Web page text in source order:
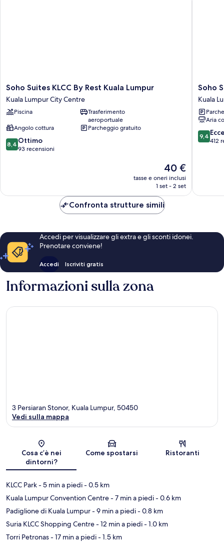
Soho
Suites
KLCC
By
Kuala
Lumpur
Kuala
Soho Suites KLCC By Rest Kuala Lumpur
Kuala Lumpur City Centre
Piscina
Trasferimento
aeroportuale
Angolo cottura
Parcheggio gratuito
8.4
su
8,4 Ottimo
93 recensioni
Il
prezzo
attuale
40 €
40 €
tasse e oneri inclusi
1 set - 2 set
Soho
Suites
KLCC
LX
Stay
Kuala
Lumpur
Soho
Kuala
Aria
9.4
su
9,4
412
Confronta strutture simili
Accedi per visualizzare gli extra e gli sconti idonei.
Prenotare conviene!
Accedi Iscriviti gratis
Informazioni sulla zona
Mappa
3 Persiaran Stonor, Kuala Lumpur, 50450
Vedi sulla mappa
Cosa c’è nei
dintorni?
Come spostarsi Ristoranti
KLCC Park- 5 min a piedi- 0.5 km
Kuala Lumpur Convention Centre- 7 min a piedi- 0.6 km
Padiglione di Kuala Lumpur- 9 min a piedi- 0.8 km
Suria KLCC Shopping Centre- 12 min a piedi- 1.0 km
Torri Petronas- 17 min a piedi- 1.5 km